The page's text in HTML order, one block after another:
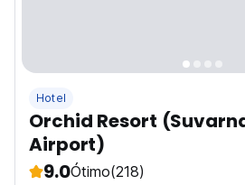
Hotel
Orchid Resort
Airport)
9.0Ótimo(218)